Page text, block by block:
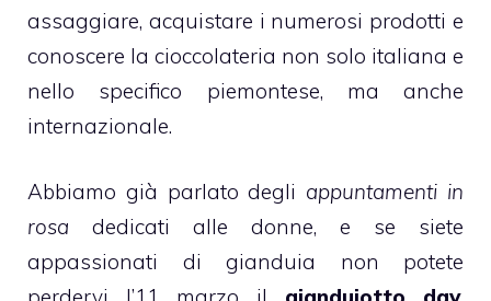
assaggiare, acquistare i numerosi prodotti e
conoscere la cioccolateria non solo italiana e
nello specifico piemontese, ma anche
internazionale.
Abbiamo già parlato degli appuntamenti in
rosa dedicati alle donne, e se siete
appassionati di gianduia non potete